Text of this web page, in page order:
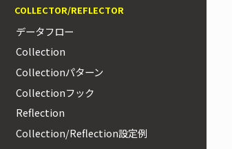
COLLECTOR/REFLECTOR
データフロー
Collection
Collectionパターン
Collectionフック
Reflection
Collection/Reflection設定例